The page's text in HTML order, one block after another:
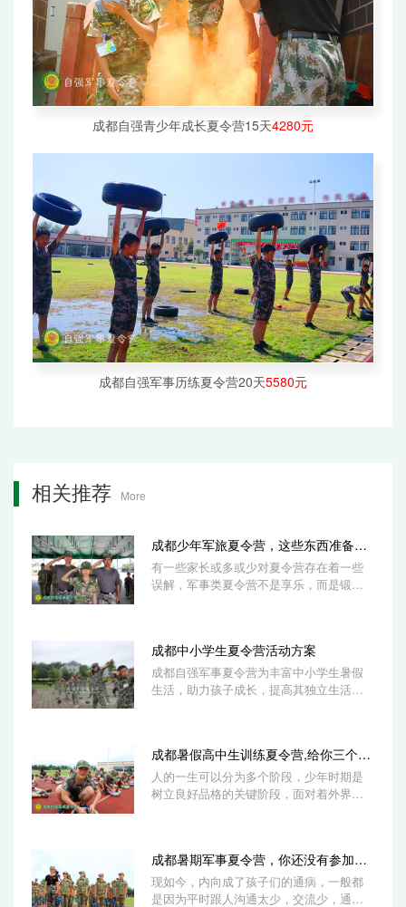
成都自强青少年成长夏令营15天4280元
成都自强军事历练夏令营20天5580元
相关推荐 More
成都少年军旅夏令营，这些东西准备好了
有一些家长或多或少对夏令营存在着一些
误解，军事类夏令营不是享乐，而是锻
成都中小学生夏令营活动方案
成都自强军事夏令营为丰富中小学生暑假
生活，助力孩子成长，提高其独立生活能
成都暑假高中生训练夏令营,给你三个侧重
人的一生可以分为多个阶段，少年时期是
树立良好品格的关键阶段，面对着外界和
成都暑期军事夏令营，你还没有参加过吗
现如今，内向成了孩子们的通病，一般都
是因为平时跟人沟通太少，交流少，通过